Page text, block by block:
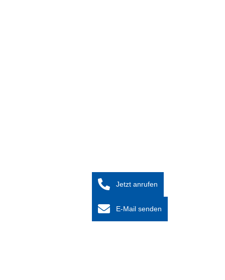
Jetzt anrufen
E-Mail senden